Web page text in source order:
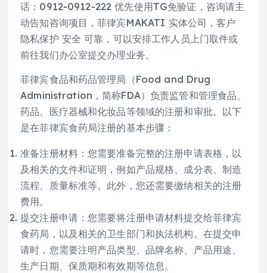
话：0912-0912-222 优先使用TG免验证，咨询请主
动告知咨询项目，菲律宾MAKATI 实体公司，客户
隐私保护 安全 可靠，可以安排工作人员上门取件或
前往我们办公室提交办理业务。
菲律宾食品和药品管理局（Food and Drug
Administration，简称FDA）负责监管和管理食品、
药品、医疗器械和化妆品等领域的注册和审批。以下
是在菲律宾食药局注册的基本步骤：
准备注册材料：您需要准备完整的注册申请表格，以
及相关的文件和证明，例如产品规格、成分表、制造
流程、质量标准等。此外，您还需要缴纳相关的注册
费用。
提交注册申请：您需要将注册申请材料提交给菲律宾
食药局，以及相关的卫生部门和执法机构。在提交申
请时，您需要注明产品类型、品牌名称、产品用途、
生产日期、保质期和有效期等信息。